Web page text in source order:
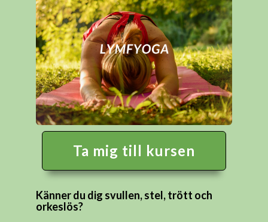
Ta mig till kursen
Känner du dig svullen, stel, trött och
orkeslös?